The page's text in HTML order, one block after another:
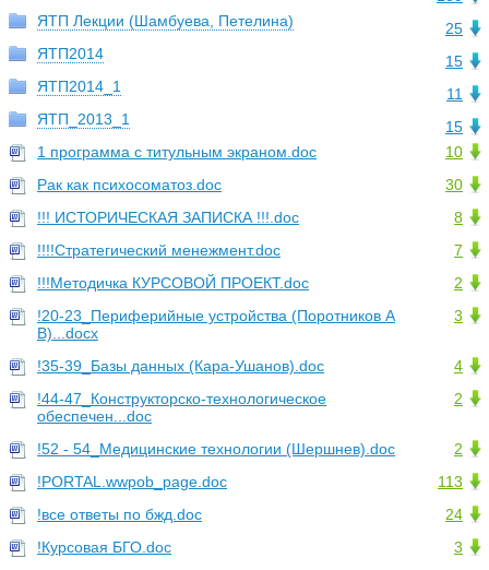
25
ЯТП Лекции (Шамбуева, Петелина)
15
ЯТП2014
11
ЯТП2014_1
15
ЯТП_2013_1
10
1 программа с титульным экраном.doc
30
Рак как психосоматоз.doc
8
!!! ИСТОРИЧЕСКАЯ ЗАПИСКА !!!.doc
7
!!!!Стратегический менежмент.doc
2
!!!Методичка КУРСОВОЙ ПРОЕКТ.doc
3
!20-23_Периферийные устройства (Поротников А
В)...docx
4
!35-39_Базы данных (Кара-Ушанов).doc
2
!44-47_Конструкторско-технологическое
обеспечен...doc
2
!52 - 54_Медицинские технологии (Шершнев).doc
113
!PORTAL.wwpob_page.doc
24
!все ответы по бжд.doc
3
!Курсовая БГО.doc